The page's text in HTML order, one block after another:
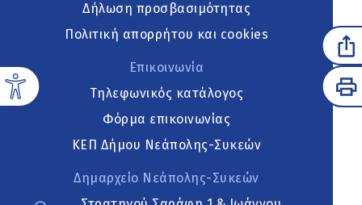
Δήλωση προσβασιμότητας
Πολιτική απορρήτου και cookies
Επικοινωνία
Τηλεφωνικός κατάλογος
Φόρμα επικοινωνίας
ΚΕΠ Δήμου Νεάπολης-Συκεών
Δημαρχείο Νεάπολης-Συκεών